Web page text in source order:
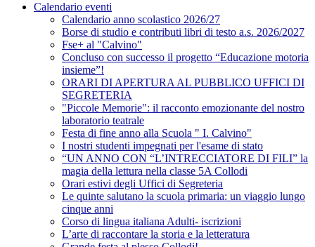
Calendario eventi
Calendario anno scolastico 2026/27
Borse di studio e contributi libri di testo a.s. 2026/2027
Fse+ al "Calvino"
Concluso con successo il progetto “Educazione motoria
insieme”!
ORARI DI APERTURA AL PUBBLICO UFFICI DI
SEGRETERIA
"Piccole Memorie": il racconto emozionante del nostro
laboratorio teatrale
Festa di fine anno alla Scuola " I. Calvino"
I nostri studenti impegnati per l'esame di stato
“UN ANNO CON “L’INTRECCIATORE DI FILI” la
magia della lettura nella classe 5A Collodi
Orari estivi degli Uffici di Segreteria
Le quinte salutano la scuola primaria: un viaggio lungo
cinque anni
Corso di lingua italiana Adulti- iscrizioni
L’arte di raccontare la storia e la letteratura